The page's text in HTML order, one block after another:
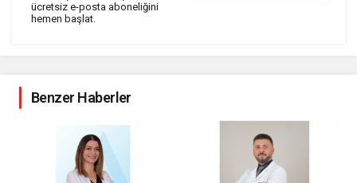
ücretsiz e-posta aboneliğini
hemen başlat.
Benzer Haberler